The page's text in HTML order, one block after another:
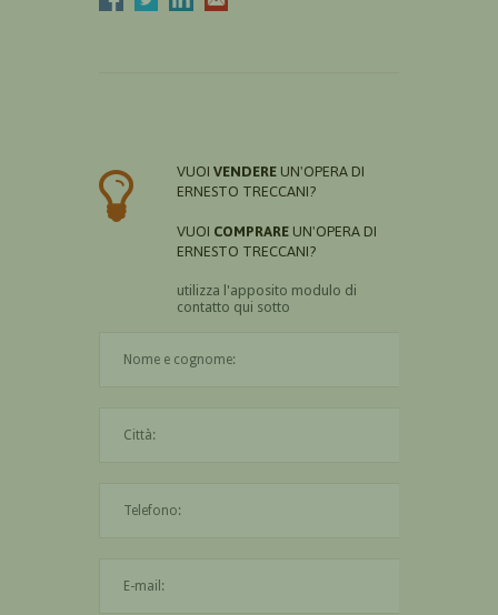
VUOI VENDERE UN'OPERA DI
ERNESTO TRECCANI?
VUOI COMPRARE UN'OPERA DI
ERNESTO TRECCANI?
utilizza l'apposito modulo di
contatto qui sotto